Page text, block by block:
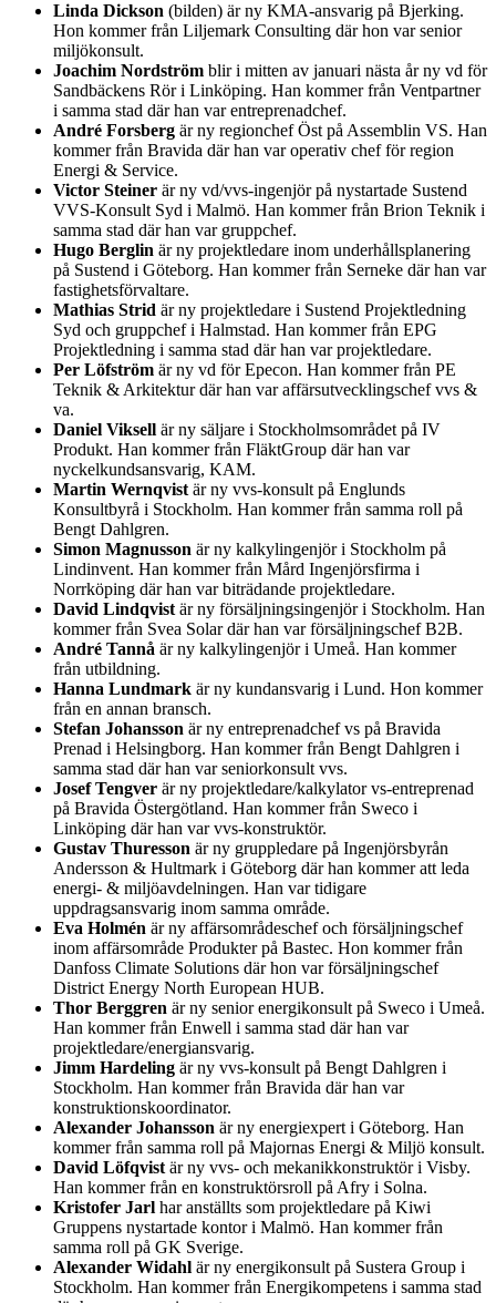
Linda Dickson (bilden) är ny KMA-ansvarig på Bjerking.
Hon kommer från Liljemark Consulting där hon var senior
miljökonsult.
Joachim Nordström blir i mitten av januari nästa år ny vd för
Sandbäckens Rör i Linköping. Han kommer från Ventpartner
i samma stad där han var entreprenadchef.
André Forsberg är ny regionchef Öst på Assemblin VS. Han
kommer från Bravida där han var operativ chef för region
Energi & Service.
Victor Steiner är ny vd/vvs-ingenjör på nystartade Sustend
VVS-Konsult Syd i Malmö. Han kommer från Brion Teknik i
samma stad där han var gruppchef.
Hugo Berglin är ny projektledare inom underhållsplanering
på Sustend i Göteborg. Han kommer från Serneke där han var
fastighetsförvaltare.
Mathias Strid är ny projektledare i Sustend Projektledning
Syd och gruppchef i Halmstad. Han kommer från EPG
Projektledning i samma stad där han var projektledare.
Per Löfström är ny vd för Epecon. Han kommer från PE
Teknik & Arkitektur där han var affärsutvecklingschef vvs &
va.
Daniel Viksell är ny säljare i Stockholmsområdet på IV
Produkt. Han kommer från FläktGroup där han var
nyckelkundsansvarig, KAM.
Martin Wernqvist är ny vvs-konsult på Englunds
Konsultbyrå i Stockholm. Han kommer från samma roll på
Bengt Dahlgren.
Simon Magnusson är ny kalkylingenjör i Stockholm på
Lindinvent. Han kommer från Mård Ingenjörsfirma i
Norrköping där han var biträdande projektledare.
David Lindqvist är ny försäljningsingenjör i Stockholm. Han
kommer från Svea Solar där han var försäljningschef B2B.
André Tannå är ny kalkylingenjör i Umeå. Han kommer
från utbildning.
Hanna Lundmark är ny kundansvarig i Lund. Hon kommer
från en annan bransch.
Stefan Johansson är ny entreprenadchef vs på Bravida
Prenad i Helsingborg. Han kommer från Bengt Dahlgren i
samma stad där han var seniorkonsult vvs.
Josef Tengver är ny projektledare/kalkylator vs-entreprenad
på Bravida Östergötland. Han kommer från Sweco i
Linköping där han var vvs-konstruktör.
Gustav Thuresson är ny gruppledare på Ingenjörsbyrån
Andersson & Hultmark i Göteborg där han kommer att leda
energi- & miljöavdelningen. Han var tidigare
uppdragsansvarig inom samma område.
Eva Holmén är ny affärsområdeschef och försäljningschef
inom affärsområde Produkter på Bastec. Hon kommer från
Danfoss Climate Solutions där hon var försäljningschef
District Energy North European HUB.
Thor Berggren är ny senior energikonsult på Sweco i Umeå.
Han kommer från Enwell i samma stad där han var
projektledare/energiansvarig.
Jimm Hardeling är ny vvs-konsult på Bengt Dahlgren i
Stockholm. Han kommer från Bravida där han var
konstruktionskoordinator.
Alexander Johansson är ny energiexpert i Göteborg. Han
kommer från samma roll på Majornas Energi & Miljö konsult.
David Löfqvist är ny vvs- och mekanikkonstruktör i Visby.
Han kommer från en konstruktörsroll på Afry i Solna.
Kristofer Jarl har anställts som projektledare på Kiwi
Gruppens nystartade kontor i Malmö. Han kommer från
samma roll på GK Sverige.
Alexander Widahl är ny energikonsult på Sustera Group i
Stockholm. Han kommer från Energikompetens i samma stad